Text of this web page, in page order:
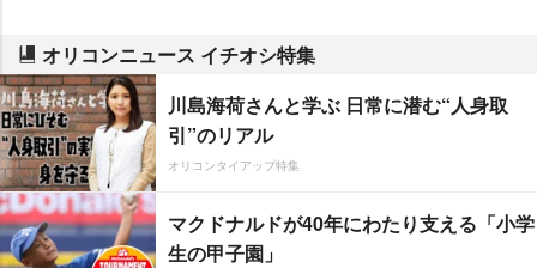
オリコンニュース イチオシ特集
川島海荷さんと学ぶ 日常に潜む“人身取
引”のリアル
オリコンタイアップ特集
マクドナルドが40年にわたり支える「小学
生の甲子園」